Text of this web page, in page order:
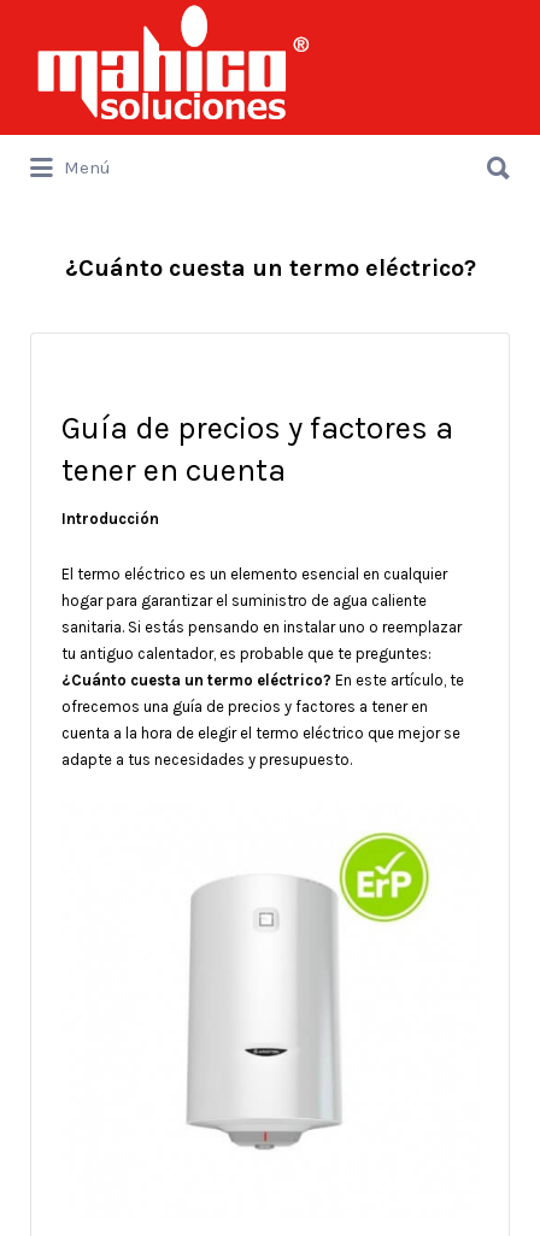
por:
Menú
por:
¿Cuánto cuesta un termo eléctrico?
Guía de precios y factores a
tener en cuenta
Introducción
El termo eléctrico es un elemento esencial en cualquier
hogar para garantizar el suministro de agua caliente
sanitaria. Si estás pensando en instalar uno o reemplazar
tu antiguo calentador, es probable que te preguntes:
¿Cuánto cuesta un termo eléctrico? En este artículo, te
ofrecemos una guía de precios y factores a tener en
cuenta a la hora de elegir el termo eléctrico que mejor se
adapte a tus necesidades y presupuesto.